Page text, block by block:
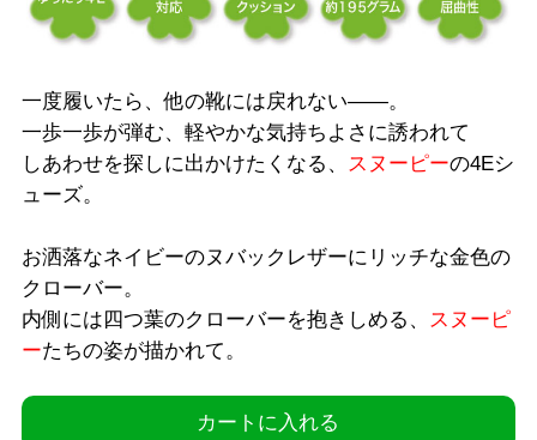
一度履いたら、他の靴には戻れない――。
一歩一歩が弾む、軽やかな気持ちよさに誘われて
しあわせを探しに出かけたくなる、 スヌーピーの4Eシ
ューズ。
お洒落なネイビーのヌバックレザーにリッチな金色の
クローバー。
内側には四つ葉のクローバーを抱きしめる、 スヌーピ
ーたちの姿が描かれて。
カートに入れる